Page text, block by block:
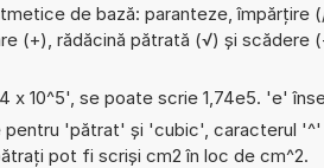
de bază: paranteze, împărțire
(+), rădăcină pătrată (√) și scădere
x 10^5', se poate scrie 1,74e5. 'e'
pentru 'pătrat' și 'cubic', caracterul
pot fi scriși cm2 în loc de cm^2.